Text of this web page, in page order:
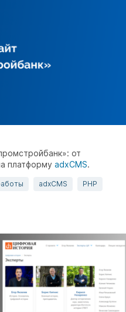
от
платформу adxCMS.
adxCMS PHP